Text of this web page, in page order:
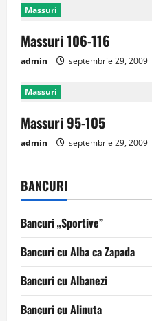
Massuri
Massuri 106-116
admin septembrie 29, 2009
Massuri
Massuri 95-105
admin septembrie 29, 2009
BANCURI
Bancuri „Sportive”
Bancuri cu Alba ca Zapada
Bancuri cu Albanezi
Bancuri cu Alinuta